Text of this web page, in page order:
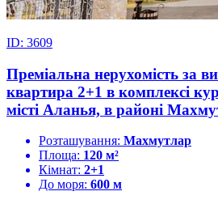
ID: 3609
Преміальна нерухомість за
квартира 2+1 в комплексі
місті Аланья, в районі
Розташування: Махмутлар
Площа: 120 м²
Кімнат: 2+1
До моря: 600 м